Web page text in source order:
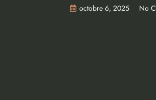
octobre 6, 2025 No